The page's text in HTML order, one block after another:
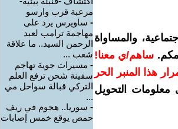
والمساواة
ساهم/ي معنا!
هذا المنبر الحر
معلومات التحويل
مرعبة قرب وارسو
- ساويرس يرد على
مهاجمة ترامب لعبد
الرحمن السيد.. ما علاقة
شعب ...
- مسيرات جوية تهاجم
سفينة شحن ترفع العلم
التركي قبالة سواحل مي
...
- سوريا.. هجوم في ريف
حمص يوقع خمس إصابات